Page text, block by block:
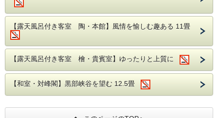
食前酒 地酒
前 菜 季節の前菜
椀 物 季節のお吸い物 清汁仕立て
強 肴 香箱蟹（1月半ば以降別食材）
焼 物 本ズワイ蟹炭火焼き
食 事 蟹雑炊
香 物 盛り合わせ
※このプランのお食事は個室食事処となります。
※すき鍋は大鍋でのご提供になります。個人鍋ではございま
【露天風呂付き客室 陶・本館】風情を愉しむ趣ある 11畳
【露天風呂付き客室 檜・貴賓室】ゆったりと上質に
【和室・対峰閣】黒部峡谷を望む 12.5畳